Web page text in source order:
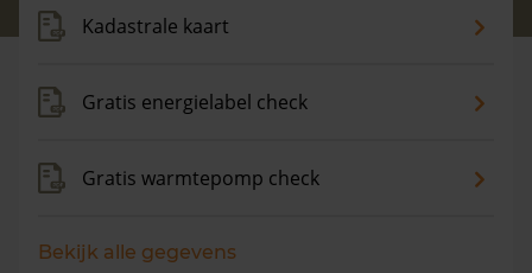
Kadastrale kaart
Gratis energielabel check
Gratis warmtepomp check
Bekijk alle gegevens